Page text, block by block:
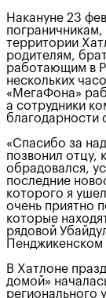
Накануне 23
территории
родителям,
работающим в
нескольких
«МегаФона»
а сотрудники
благодарности
«Спасибо за
позвонил отцу,
обрадовался,
последние
которого я
очень приятно
которые
рядовой
В Хатлоне
домой»
регионального